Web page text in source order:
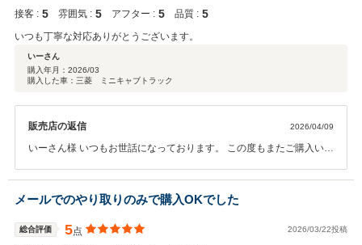
接客 : 5 雰囲気 : 5 アフター : 5 品質 : 5
いつも丁寧な対応ありがとうございます。
いーさん
購入年月： 2026/03
購入した車：三菱 ミニキャブトラック
販売店の返信 2026/04/09
いーさん様 いつもお世話になっております。 この度もまたご購入いた
ください。 もちろん納車後のお車についてもご不明な点がございまし
たら遠慮なくご相談ください。 今後ともよろしくお願いいたします。
メールでのやり取りのみで購入OKでした
総合評価 5点 2026/03/22投稿